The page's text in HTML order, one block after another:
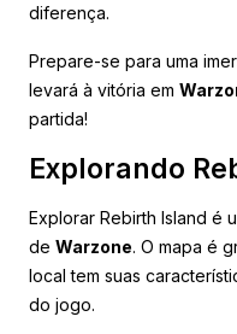
diferença.
Prepare-se para uma
levará à vitória em
partida!
Explorando
Explorar Rebirth Island é
de Warzone. O mapa é
local tem suas
do jogo.